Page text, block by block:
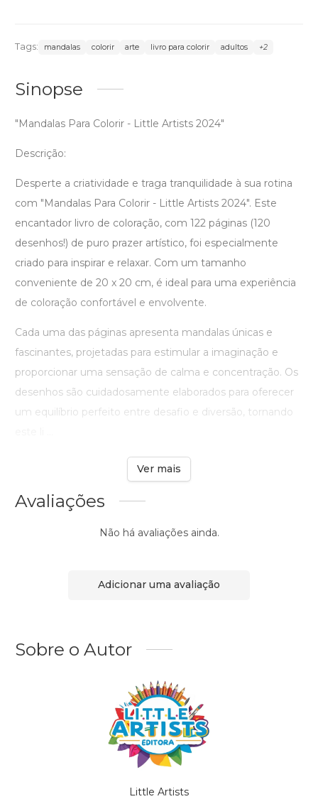
Tags: mandalas colorir arte livro para colorir adultos +2
Sinopse
"Mandalas Para Colorir - Little Artists 2024"
Descrição:
Desperte a criatividade e traga tranquilidade à sua rotina
com "Mandalas Para Colorir - Little Artists 2024". Este
encantador livro de coloração, com 122 páginas (120
desenhos!) de puro prazer artístico, foi especialmente
criado para inspirar e relaxar. Com um tamanho
conveniente de 20 x 20 cm, é ideal para uma experiência
de coloração confortável e envolvente.
Cada uma das páginas apresenta mandalas únicas e
fascinantes, projetadas para estimular a imaginação e
proporcionar uma sensação de calma e concentração. Os
desenhos são cuidadosamente elaborados para oferecer
um equilíbrio perfeito entre desafio e diversão, tornando
Ver mais
Avaliações
Não há avaliações ainda.
Adicionar uma avaliação
Sobre o Autor
Little Artists